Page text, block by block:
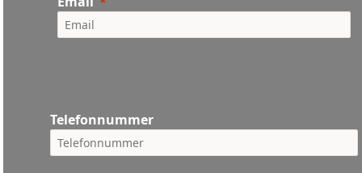
Telefonnummer